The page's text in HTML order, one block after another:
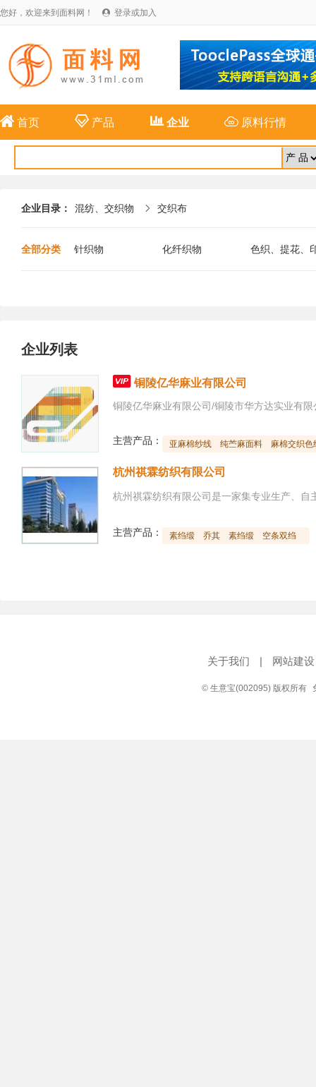
您好，欢迎来到面料网！  登录或加入
 首页 产品 企业 原料行情
企业目录： 混纺、交织物  交织布
全部分类 针织物 化纤织物
色织、提花、
企业列表
 铜陵亿华麻业有限公司
主营产品： 亚麻棉纱线 纯苎麻面料 麻棉交织色
杭州祺霖纺织有限公司
主营产品： 素绉缎 乔其 素绉缎 空条双绉
关于我们 | 网站建设
© 生意宝(002095) 版权所有